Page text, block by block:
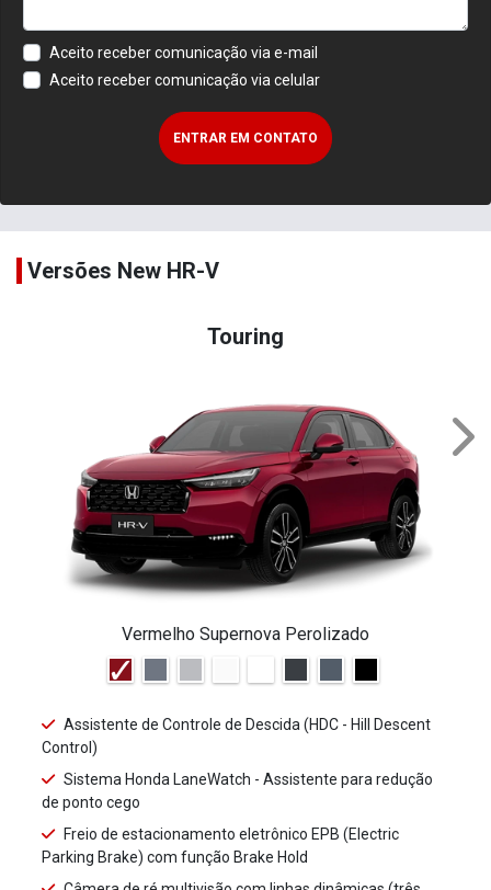
Aceito receber comunicação via e-mail
Aceito receber comunicação via celular
ENTRAR EM CONTATO
Versões New HR-V
Touring
Vermelho Supernova Perolizado
Assistente de Controle de Descida (HDC - Hill Descent
Control)
Sistema Honda LaneWatch - Assistente para redução
de ponto cego
Freio de estacionamento eletrônico EPB (Electric
Parking Brake) com função Brake Hold